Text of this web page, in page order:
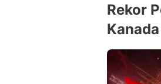
Rekor